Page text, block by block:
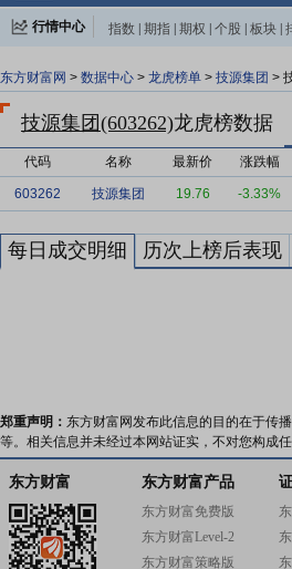
行情中心 指数 期指 期权 个股 板块
东方财富网 > 数据中心 > 龙虎榜单 > 技源集团 >
技源集团(603262)龙虎榜数据
代码 名称 最新价 涨跌幅
603262 技源集团 19.76 -3.33%
每日成交明细 历次上榜后表现
郑重声明： 东方财富网发布此信息的目的在于传
等。相关信息并未经过本网站证实，不对您构成